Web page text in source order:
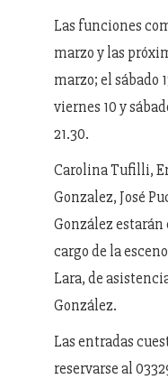
Las funciones
marzo y las
marzo; el sábado
viernes 10 y
21.30.
Carolina Tufilli,
Gonzalez, José
González estarán
cargo de la
Lara, de
González.
Las entradas
reservarse al